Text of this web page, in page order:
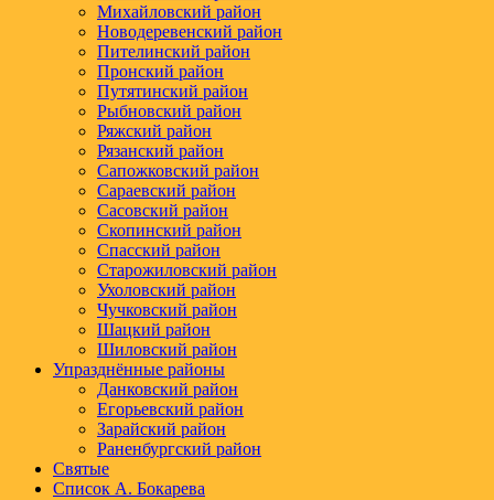
Михайловский район
Новодеревенский район
Пителинский район
Пронский район
Путятинский район
Рыбновский район
Ряжский район
Рязанский район
Сапожковский район
Сараевский район
Сасовский район
Скопинский район
Спасский район
Старожиловский район
Ухоловский район
Чучковский район
Шацкий район
Шиловский район
Упразднённые районы
Данковский район
Егорьевский район
Зарайский район
Раненбургский район
Святые
Список А. Бокарева